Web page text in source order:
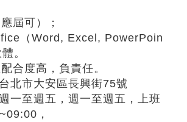
屆可）；
（Word, Excel, PowerPoin
。
合度高，負責任。
北市大安區長興街75號
一至週五，週一至週五，上班
，